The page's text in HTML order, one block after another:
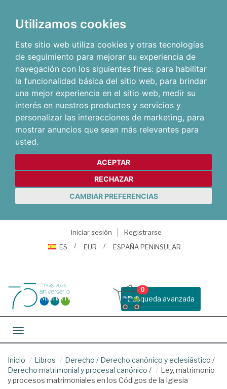
Utilizamos cookies
Este sitio web utiliza cookies y otras tecnologías
de seguimiento para mejorar su experiencia de
navegación con los siguientes fines: para habilitar
la funcionalidad básica del sitio web, para brindar
una mejor experiencia en el sitio web, medir su
interés en nuestros productos y servicios y
personalizar las interacciones de marketing, para
mostrar anuncios que sean más relevantes para
usted.
ACEPTAR
RECHAZAR
CAMBIAR PREFERENCIAS
Iniciar sesión
Registrarse
ES
EUR ESPAÑA PENINSULAR
Busqueda avanzada
0
Toggle navigation
Inicio Libros Derecho / Derecho canónico y eclesiástico /
Derecho matrimonial y procesal canónico /
Ley, matrimonio
y procesos matrimoniales en los Códigos de la Iglesia